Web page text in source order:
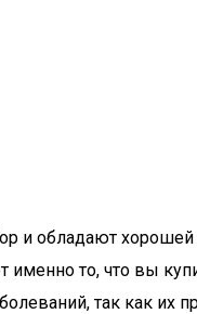
и обладают
именно то, что вы
так как